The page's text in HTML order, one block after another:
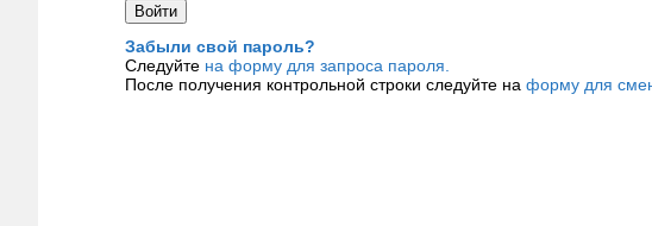
Забыли свой пароль?
Следуйте на форму для запроса пароля.
После получения контрольной строки следуйте на форму для